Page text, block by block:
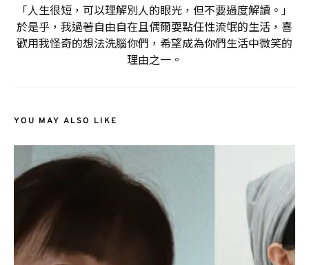
「人生很短，可以理解別人的眼光，但不要過度解讀。」
於是乎，我過著自由自在且偶爾耍點任性流氓的生活，喜
歡用我怪奇的想法洗腦你們，希望成為你們生活中微笑的
理由之一。
YOU MAY ALSO LIKE